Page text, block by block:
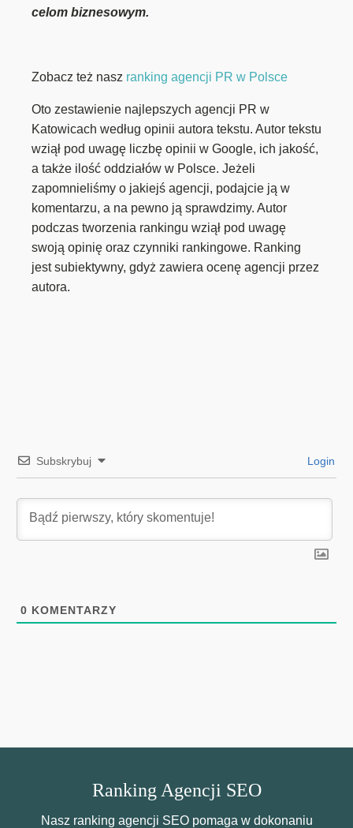
celom biznesowym.
Zobacz też nasz ranking agencji PR w Polsce
Oto zestawienie najlepszych agencji PR w
Katowicach według opinii autora tekstu. Autor tekstu
wziął pod uwagę liczbę opinii w Google, ich jakość,
a także ilość oddziałów w Polsce. Jeżeli
zapomnieliśmy o jakiejś agencji, podajcie ją w
komentarzu, a na pewno ją sprawdzimy. Autor
podczas tworzenia rankingu wziął pod uwagę
swoją opinię oraz czynniki rankingowe. Ranking
jest subiektywny, gdyż zawiera ocenę agencji przez
autora.
Subskrybuj Login
0 KOMENTARZY
Ranking Agencji SEO
Nasz ranking agencji SEO pomaga w dokonaniu